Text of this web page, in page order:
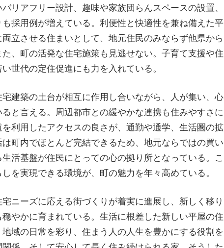
リアフリー設計、趣味や家族団らんスペースの設置、
採用例が増えている。利便性と快適性を兼ね備えた平
立させる住まいとして、地元住民のみならず他県から
、町の活発な住宅施策も見逃せない。子育て支援や住
世代の定住促進にも力を入れている。
建築の土台が相互に作用し合いながら、人が集い、心
と言える。周辺都市との緩やかな連携も住みやすさに
利用したアクセスの良さが、通勤や通学、生活圏の拡
町内でほとんど完結できるため、地元ならではの買い
活基盤が住民にとっての心の拠り所となっている。こ
を実現できる環境が、町の魅力を年々高めている。
ニーズに応える街づくりが着実に進展し、新しく移り
やかに育まれている。生活に根差した新しい平屋の住
域の日常を彩り、住まう人の人生を豊かにする役割を